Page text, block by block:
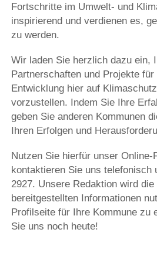
und Bauelemente an
die Etablierung von Wasser-
zur Kühlung mittels
und anderen urbanen Flächen.
Herne nutzt hierbei zur
Auswertung ein
dessen Datenmengen
aufbereitet und in
Netzwerk basiert auf der
Technologie (Long Range
Diese ermöglicht die
Übermittlung von Daten über
Fläche. Die Dashboards
interessierten Bürgerinnen und
Fortschritte im Umwelt- und
inspirierend und verdienen es,
zu werden.
Wir laden Sie herzlich dazu ein,
Partnerschaften und Projekte
Entwicklung hier auf
vorzustellen. Indem Sie Ihre
geben Sie anderen Kommunen
Ihren Erfolgen und
Nutzen Sie hierfür unser Online-
kontaktieren Sie uns telefonisch
2927. Unsere Redaktion wird die
bereitgestellten Informationen
Profilseite für Ihre Kommune zu
Sie uns noch heute!